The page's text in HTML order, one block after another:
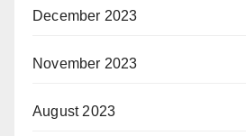
December 2023
November 2023
August 2023